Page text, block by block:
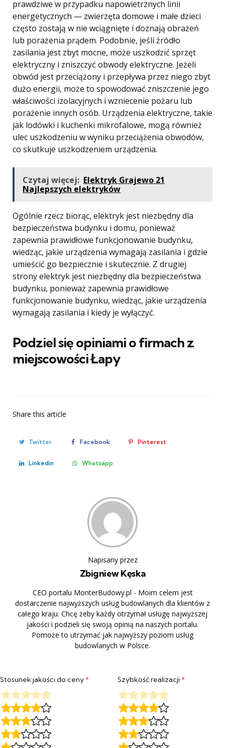
prawdziwe w przypadku napowietrznych linii
energetycznych — zwierzęta domowe i małe dzieci
często zostają w nie wciągnięte i doznają obrażeń
lub porażenia prądem. Podobnie, jeśli źródło
zasilania jest zbyt mocne, może uszkodzić sprzęt
elektryczny i zniszczyć obwody elektryczne. Jeżeli
obwód jest przeciążony i przepływa przez niego zbyt
dużo energii, może to spowodować zniszczenie jego
właściwości izolacyjnych i wzniecenie pożaru lub
porażenie innych osób. Urządzenia elektryczne, takie
jak lodówki i kuchenki mikrofalowe, mogą również
ulec uszkodzeniu w wyniku przeciążenia obwodów,
co skutkuje uszkodzeniem urządzenia.
Czytaj więcej: Elektryk Grajewo 21
Najlepszych elektryków
Ogólnie rzecz biorąc, elektryk jest niezbędny dla
bezpieczeństwa budynku i domu, ponieważ
zapewnia prawidłowe funkcjonowanie budynku,
wiedząc, jakie urządzenia wymagają zasilania i gdzie
umieścić go bezpiecznie i skutecznie. Z drugiej
strony elektryk jest niezbędny dla bezpieczeństwa
budynku, ponieważ zapewnia prawidłowe
funkcjonowanie budynku, wiedząc, jakie urządzenia
wymagają zasilania i kiedy je wyłączyć.
Podziel się opiniami o firmach z
miejscowości Łapy
Share this article
Twitter Facebook Pinterest
Linkedin Whatsapp
Napisany przez
Zbigniew Kęska
CEO portalu MonterBudowy.pl - Moim celem jest
dostarczenie najwyższych usług budowlanych dla klientów z
całego kraju. Chcę żeby każdy otrzymał usługę najwyższej
jakości i podzieli się swoją opinią na naszych portalu.
Pomoże to utrzymać jak najwyższy poziom usług
budowlanych w Polsce.
Stosunek jakości do ceny* Szybkość realizacji*